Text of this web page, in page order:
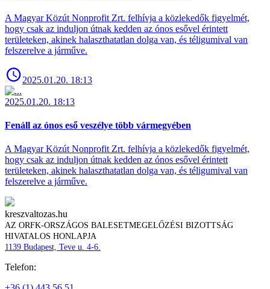
A Magyar Közút Nonprofit Zrt. felhívja a közlekedők figyelmét,
hogy csak az induljon útnak kedden az ónos esővel érintett
területeken, akinek halaszthatatlan dolga van, és téligumival van
felszerelve a járműve.
2025.01.20. 18:13
2025.01.20. 18:13
Fenáll az ónos eső veszélye több vármegyében
A Magyar Közút Nonprofit Zrt. felhívja a közlekedők figyelmét,
hogy csak az induljon útnak kedden az ónos esővel érintett
területeken, akinek halaszthatatlan dolga van, és téligumival van
felszerelve a járműve.
kreszvaltozas.hu
AZ ORFK-ORSZÁGOS BALESETMEGELŐZÉSI BIZOTTSÁG
HIVATALOS HONLAPJA
1139 Budapest, Teve u. 4-6.
Telefon: